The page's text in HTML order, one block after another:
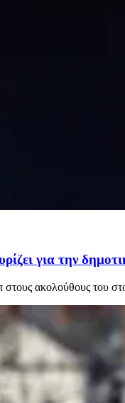
για την
ακολούθους του